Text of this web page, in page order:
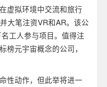
虚拟环境中交流和旅行
大笔注资VR和AR。该公
名工人参与项目。值得注
榜元宇宙概念的公司，
性动作，但此举将进一